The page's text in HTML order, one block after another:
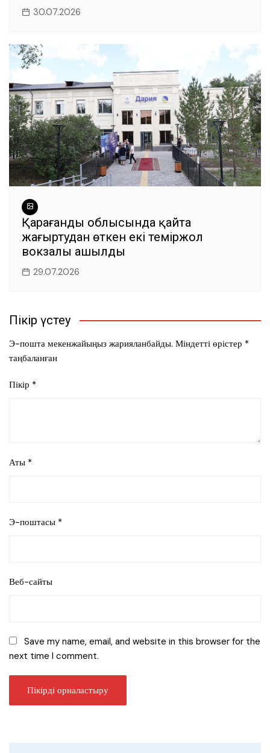
30.07.2026
Қарағанды облысында қайта
жаңғыртудан өткен екі теміржол
вокзалы ашылды
29.07.2026
Пікір үстеу
Э-пошта мекенжайыңыз жарияланбайды. Міндетті өрістер *
таңбаланған
Пікір *
Аты *
Э-поштасы *
Веб-сайты
Save my name, email, and website in this browser for the
next time I comment.